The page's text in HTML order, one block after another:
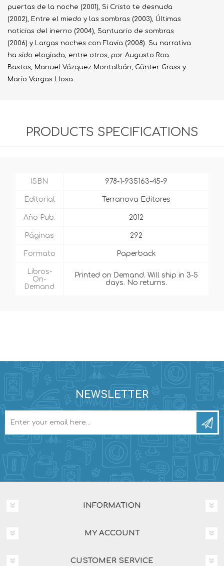
puertas de la noche (2001), Si Cristo te desnuda
(2002), Entre el miedo y las sombras (2003), Últimas
noticias del inerno (2004), Santuario de sombras
(2006) y Largas noches con Flavia (2008). Su narrativa
ha sido elogiada, entre otros, por Augusto Roa
Bastos, Manuel Vázquez Montalbán, Günter Grass y
Mario Vargas Llosa.
PRODUCTS SPECIFICATIONS
ISBN 978-1-935163-45-9
Editorial Terranova Editores
Año Pub. 2012
Páginas 292
Formato Paperback
Libros-
On-
Demand
Printed on Demand. Will ship in 3-5
days. No returns.
NEWSLETTER
INFORMATION
MY ACCOUNT
CUSTOMER SERVICE